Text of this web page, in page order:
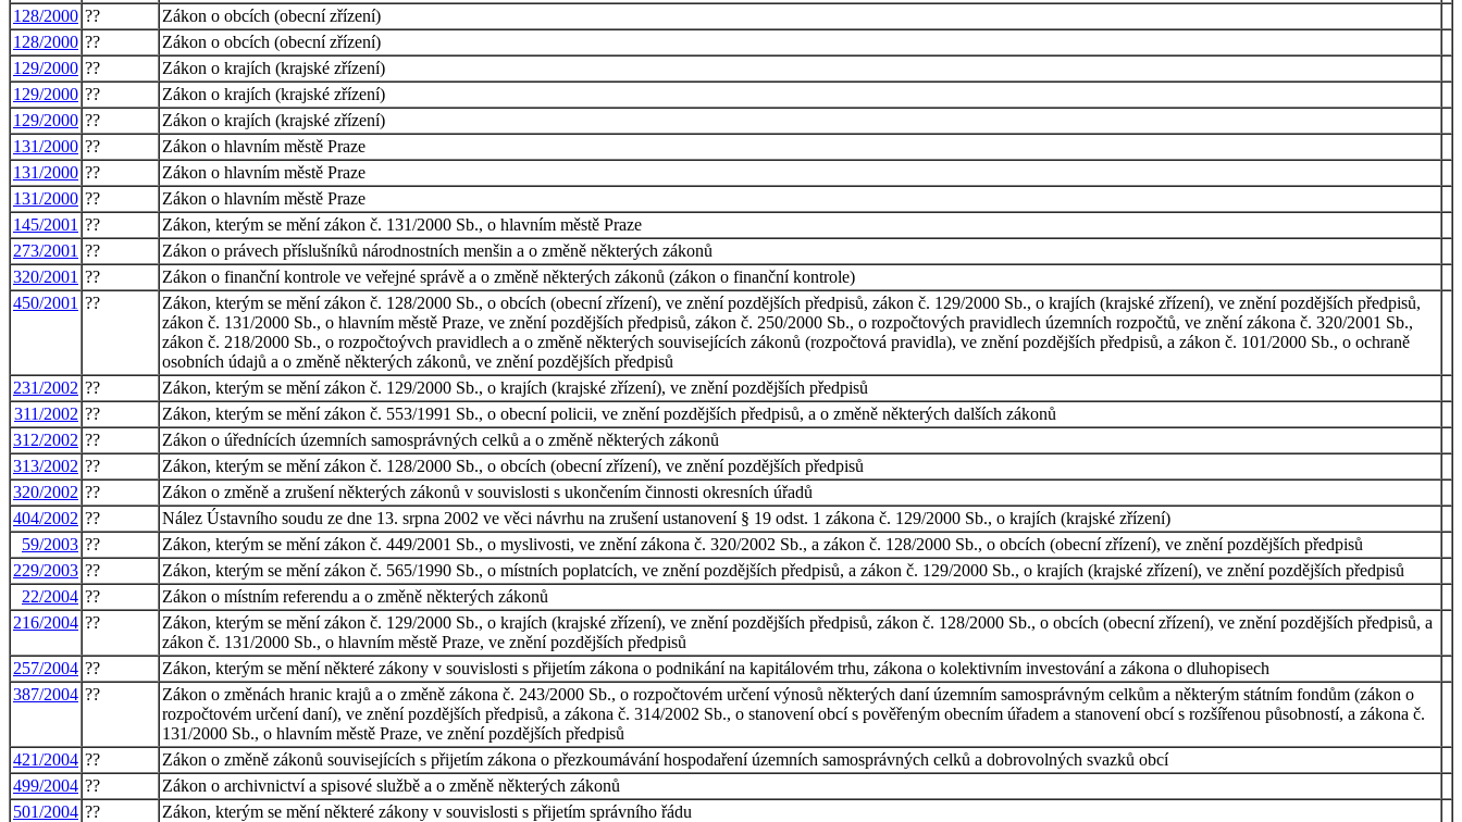
128/2000 ??
Zákon o obcích (obecní zřízení)
128/2000 ??
Zákon o obcích (obecní zřízení)
129/2000 ??
Zákon o krajích (krajské zřízení)
129/2000 ??
Zákon o krajích (krajské zřízení)
129/2000 ??
Zákon o krajích (krajské zřízení)
131/2000 ??
Zákon o hlavním městě Praze
131/2000 ??
Zákon o hlavním městě Praze
131/2000 ??
Zákon o hlavním městě Praze
145/2001 ??
Zákon, kterým se mění zákon č. 131/2000 Sb., o hlavním městě Praze
273/2001 ??
Zákon o právech příslušníků národnostních menšin a o změně některých zákonů
320/2001 ??
Zákon o finanční kontrole ve veřejné správě a o změně některých zákonů (zákon o finanční kontrole)
450/2001 ??
Zákon, kterým se mění zákon č. 128/2000 Sb., o obcích (obecní zřízení), ve znění pozdějších předpisů, zákon č. 129/2000 Sb., o krajích (krajské zřízení), ve znění pozdějších předpisů,
zákon č. 131/2000 Sb., o hlavním městě Praze, ve znění pozdějších předpisů, zákon č. 250/2000 Sb., o rozpočtových pravidlech územních rozpočtů, ve znění zákona č. 320/2001 Sb.,
zákon č. 218/2000 Sb., o rozpočtoývch pravidlech a o změně některých souvisejících zákonů (rozpočtová pravidla), ve znění pozdějších předpisů, a zákon č. 101/2000 Sb., o ochraně
osobních údajů a o změně některých zákonů, ve znění pozdějších předpisů
231/2002 ??
Zákon, kterým se mění zákon č. 129/2000 Sb., o krajích (krajské zřízení), ve znění pozdějších předpisů
311/2002 ??
Zákon, kterým se mění zákon č. 553/1991 Sb., o obecní policii, ve znění pozdějších předpisů, a o změně některých dalších zákonů
312/2002 ??
Zákon o úřednících územních samosprávných celků a o změně některých zákonů
313/2002 ??
Zákon, kterým se mění zákon č. 128/2000 Sb., o obcích (obecní zřízení), ve znění pozdějších předpisů
320/2002 ??
Zákon o změně a zrušení některých zákonů v souvislosti s ukončením činnosti okresních úřadů
404/2002 ??
Nález Ústavního soudu ze dne 13. srpna 2002 ve věci návrhu na zrušení ustanovení § 19 odst. 1 zákona č. 129/2000 Sb., o krajích (krajské zřízení)
59/2003 ??
Zákon, kterým se mění zákon č. 449/2001 Sb., o myslivosti, ve znění zákona č. 320/2002 Sb., a zákon č. 128/2000 Sb., o obcích (obecní zřízení), ve znění pozdějších předpisů
229/2003 ??
Zákon, kterým se mění zákon č. 565/1990 Sb., o místních poplatcích, ve znění pozdějších předpisů, a zákon č. 129/2000 Sb., o krajích (krajské zřízení), ve znění pozdějších předpisů
22/2004 ??
Zákon o místním referendu a o změně některých zákonů
216/2004 ??
Zákon, kterým se mění zákon č. 129/2000 Sb., o krajích (krajské zřízení), ve znění pozdějších předpisů, zákon č. 128/2000 Sb., o obcích (obecní zřízení), ve znění pozdějších předpisů, a
zákon č. 131/2000 Sb., o hlavním městě Praze, ve znění pozdějších předpisů
257/2004 ??
Zákon, kterým se mění některé zákony v souvislosti s přijetím zákona o podnikání na kapitálovém trhu, zákona o kolektivním investování a zákona o dluhopisech
387/2004 ??
Zákon o změnách hranic krajů a o změně zákona č. 243/2000 Sb., o rozpočtovém určení výnosů některých daní územním samosprávným celkům a některým státním fondům (zákon o
rozpočtovém určení daní), ve znění pozdějších předpisů, a zákona č. 314/2002 Sb., o stanovení obcí s pověřeným obecním úřadem a stanovení obcí s rozšířenou působností, a zákona č.
131/2000 Sb., o hlavním městě Praze, ve znění pozdějších předpisů
421/2004 ??
Zákon o změně zákonů souvisejících s přijetím zákona o přezkoumávání hospodaření územních samosprávných celků a dobrovolných svazků obcí
499/2004 ??
Zákon o archivnictví a spisové službě a o změně některých zákonů
501/2004 ??
Zákon, kterým se mění některé zákony v souvislosti s přijetím správního řádu